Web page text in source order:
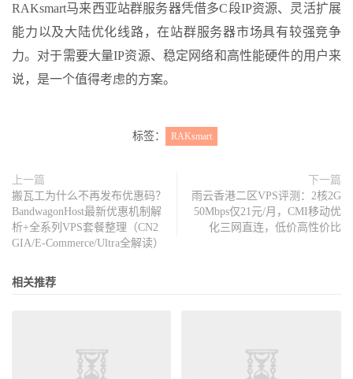
RAKsmart马来西亚站群服务器凭借多C段IP资源、灵活扩展
能力以及大陆优化线路，在站群服务器市场具有较强竞争
力。对于需要大量IP资源、稳定网络和高性能硬件的用户来
说，是一个值得考虑的方案。
标签： RAKsmart
上一篇
搬瓦工为什么不再发布优惠码？
BandwagonHost最新优惠机制解
析+全系列VPS套餐整理（CN2
GIA/E-Commerce/Ultra全解读）
下一篇
雨云香港二区VPS评测：2核2G
50Mbps仅21元/月，CMI移动优
化三网直连，低价高性价比
相关推荐